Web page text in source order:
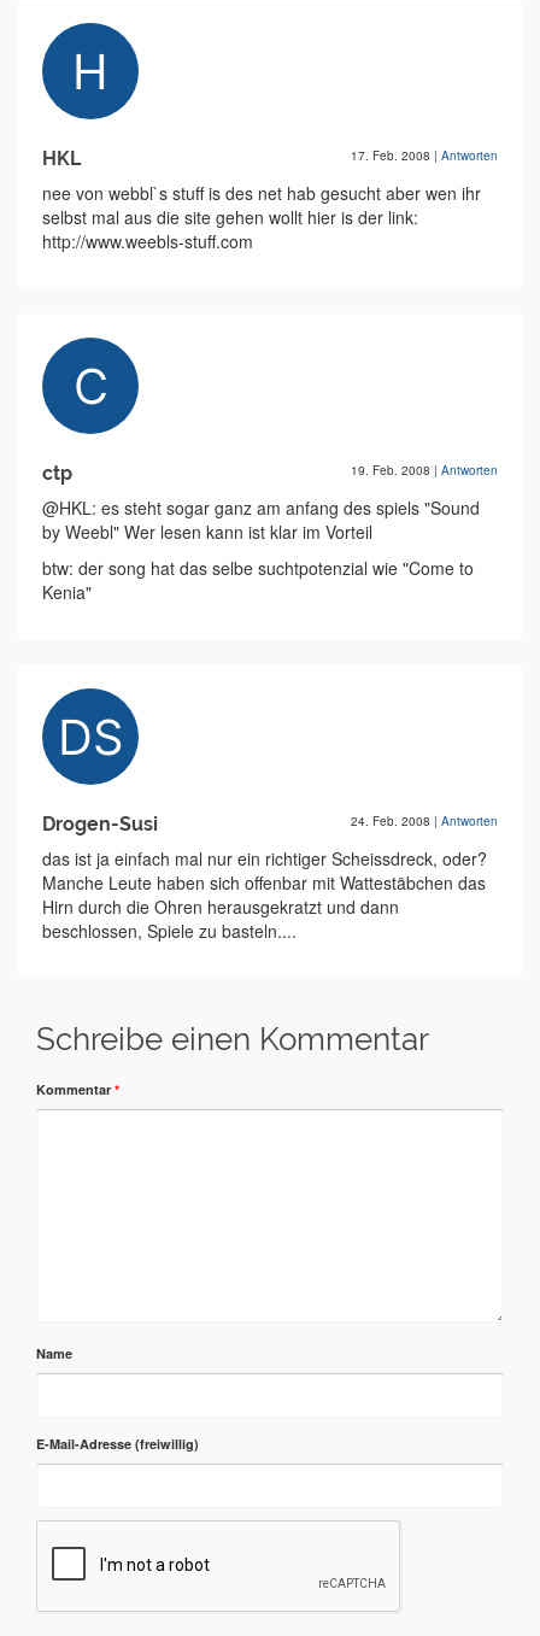
HKL 17. Feb. 2008 | Antworten
nee von webbl`s stuff is des net hab gesucht aber wen ihr
selbst mal aus die site gehen wollt hier is der link:
http://www.weebls-stuff.com
ctp 19. Feb. 2008 | Antworten
@HKL: es steht sogar ganz am anfang des spiels "Sound
by Weebl" Wer lesen kann ist klar im Vorteil
btw: der song hat das selbe suchtpotenzial wie "Come to
Kenia"
Drogen-Susi 24. Feb. 2008 | Antworten
das ist ja einfach mal nur ein richtiger Scheissdreck, oder?
Manche Leute haben sich offenbar mit Wattestäbchen das
Hirn durch die Ohren herausgekratzt und dann
beschlossen, Spiele zu basteln....
Schreibe einen Kommentar
Kommentar *
Name
E-Mail-Adresse